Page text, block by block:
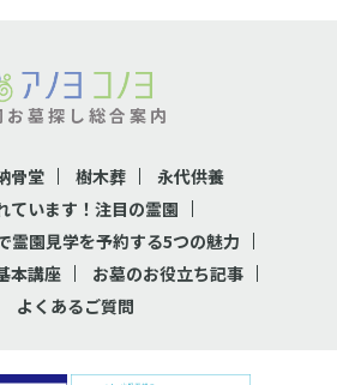
お墓探し総合案内
骨堂 樹木葬
永代供養
ています！注目の霊園
霊園見学を予約する5つの魅力
本講座
お墓のお役立ち記事
よくあるご質問